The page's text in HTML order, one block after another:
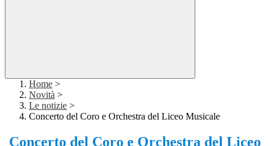
Home >
Novità >
Le notizie >
Concerto del Coro e Orchestra del Liceo Musicale
Concerto del Coro e Orchestra del Liceo